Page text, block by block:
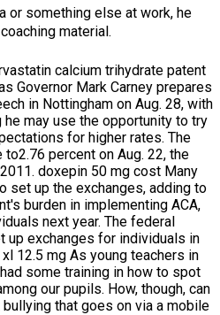
or something else at work, he
coaching material.
calcium trihydrate patent
Governor Mark Carney prepares
in Nottingham on Aug. 28, with
may use the opportunity to try
for higher rates. The
percent on Aug. 22, the
doxepin 50 mg cost Many
set up the exchanges, adding to
burden in implementing ACA,
next year. The federal
up exchanges for individuals in
12.5 mg As young teachers in
some training in how to spot
our pupils. How, though, can
that goes on via a mobile